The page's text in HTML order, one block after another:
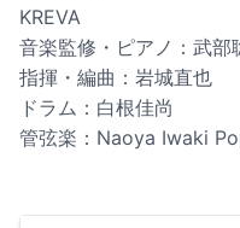
KREVA
音楽監修・ピアノ：武部
指揮・編曲：岩城直也
ドラム：白根佳尚
管弦楽：Naoya Iwaki